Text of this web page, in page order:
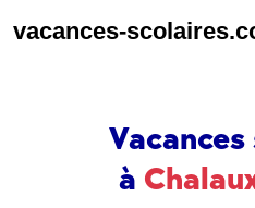
vacances-
à